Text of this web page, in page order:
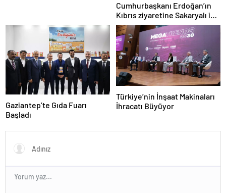
Cumhurbaşkanı Erdoğan’ın
Kıbrıs ziyaretine Sakaryalı iş
insanı da eşlik etti
Gaziantep’te Gıda Fuarı
Başladı
Türkiye’nin İnşaat Makinaları
İhracatı Büyüyor